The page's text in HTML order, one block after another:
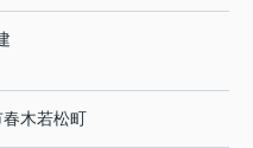
春木若松町